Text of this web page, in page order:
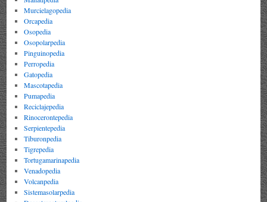
Murcielagopedia
Orcapedia
Osopedia
Osopolarpedia
Pinguinopedia
Perropedia
Gatopedia
Mascotapedia
Pumapedia
Reciclajepedia
Rinocerontepedia
Serpientepedia
Tiburonpedia
Tigrepedia
Tortugamarinapedia
Venadopedia
Volcanpedia
Sistemasolarpedia